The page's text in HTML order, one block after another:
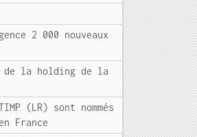
2 000 nouveaux
de la holding de la
(LR) sont nommés
France